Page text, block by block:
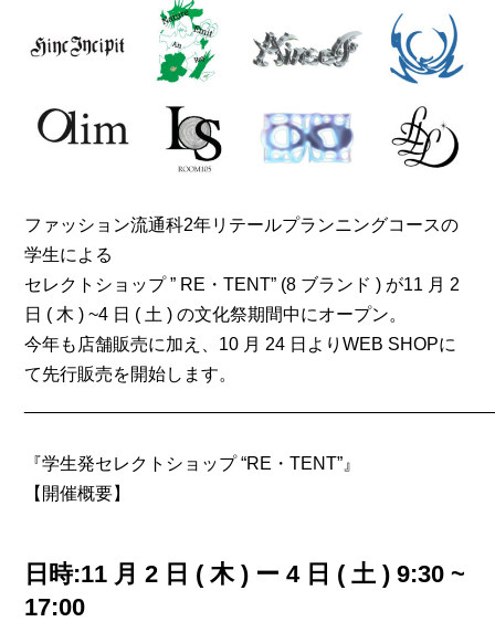
ファッション流通科2年リテールプランニングコースの
学生による
セレクトショップ ” RE・TENT” (8 ブランド ) が11 月 2
日 ( 木 ) ~4 日 ( 土 ) の文化祭期間中にオープン。
今年も店舗販売に加え、10 月 24 日よりWEB SHOPに
て先行販売を開始します。
『学生発セレクトショップ “RE・TENT”』
【開催概要】
日時:11 月 2 日 ( 木 ) ー 4 日 ( 土 ) 9:30 ~
17:00